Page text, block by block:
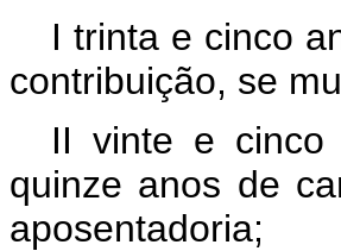
I trinta e cinco
contribuição, se
II vinte e cinco
quinze anos de
aposentadoria;